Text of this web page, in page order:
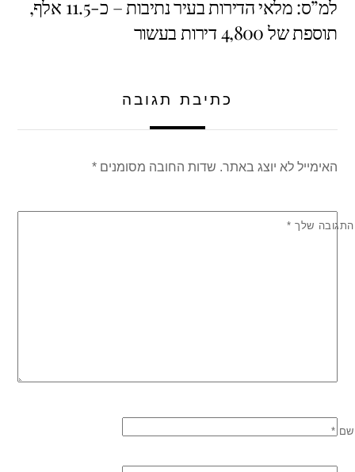
b
o
A
p
למ”ס: מלאי הדירות בעיר נתיבות – כ-11.5 אלף,
תוספת של 4,800 דירות בעשור
כתיבת תגובה
האימייל לא יוצג באתר. שדות החובה מסומנים*
התגובה שלך *
שם *